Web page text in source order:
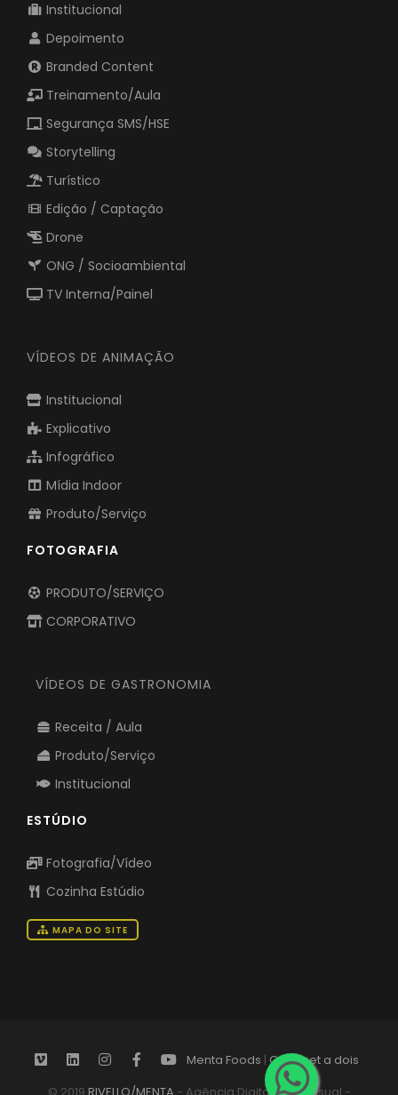
Institucional
Depoimento
Branded Content
Treinamento/Aula
Segurança SMS/HSE
Storytelling
Turístico
Edição / Captação
Drone
ONG / Socioambiental
TV Interna/Painel
VÍDEOS DE ANIMAÇÃO
Institucional
Explicativo
Infográfico
Mídia Indoor
Produto/Serviço
FOTOGRAFIA
PRODUTO/SERVIÇO
CORPORATIVO
VÍDEOS DE GASTRONOMIA
Receita / Aula
Produto/Serviço
Institucional
ESTÚDIO
Fotografia/Vídeo
Cozinha Estúdio
MAPA DO SITE
Menta Foods | Gourmet a dois